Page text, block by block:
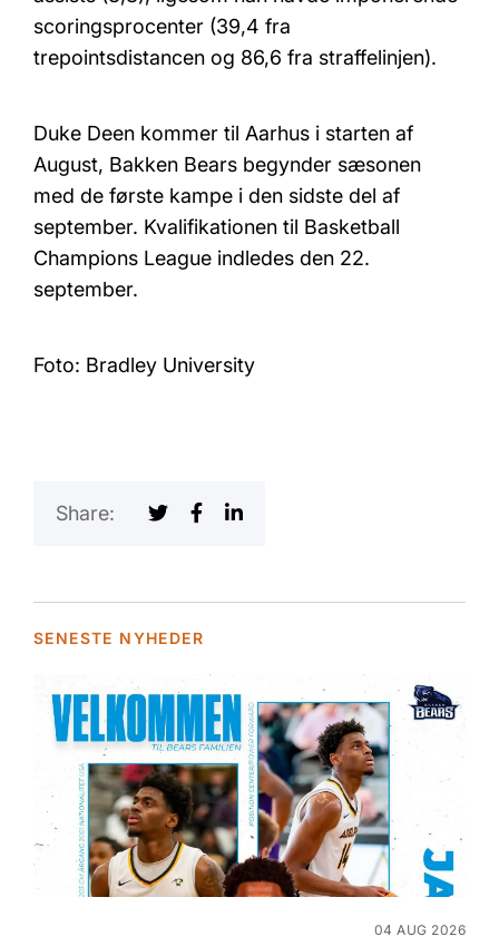
scoringsprocenter (39,4 fra
trepointsdistancen og 86,6 fra straffelinjen).
Duke Deen kommer til Aarhus i starten af
August, Bakken Bears begynder sæsonen
med de første kampe i den sidste del af
september. Kvalifikationen til Basketball
Champions League indledes den 22.
september.
Foto: Bradley University
Share:
SENESTE NYHEDER
04 AUG 2026